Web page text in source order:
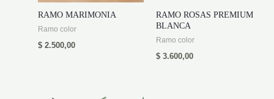
RAMO MARIMONIA
Ramo color
$ 2.500,00
RAMO ROSAS PREMIUM
BLANCA
Ramo color
$ 3.600,00